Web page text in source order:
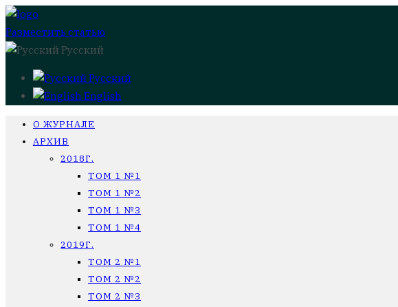
Разместить статью
Русский
Русский
English
О ЖУРНАЛЕ
АРХИВ
2018Г.
ТОМ 1 №1
ТОМ 1 №2
ТОМ 1 №3
ТОМ 1 №4
2019Г.
ТОМ 2 №1
ТОМ 2 №2
ТОМ 2 №3